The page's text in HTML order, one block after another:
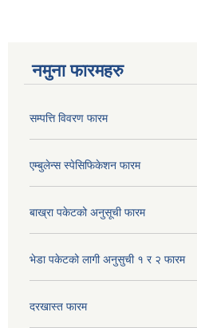
नमुना फारमहरु
सम्पत्ति विवरण फारम
एम्बुलेन्स स्पेसिफिकेशन फारम
बाख्रा पकेटको अनुसूची फारम
भेडा पकेटको लागी अनुसुची १ र २ फारम
दरखास्त फारम